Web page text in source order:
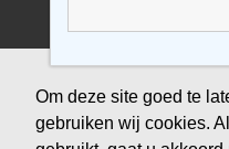
Om deze site goed te
gebruiken wij cookies.